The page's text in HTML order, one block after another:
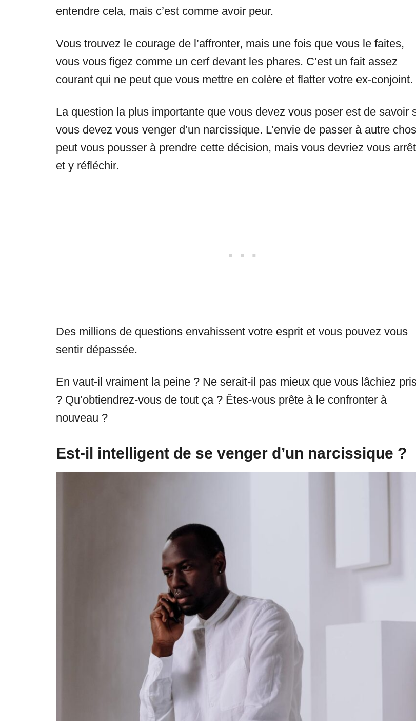
entendre cela, mais c’est comme avoir peur.
Vous trouvez le courage de l’affronter, mais une fois que vous le faites,
vous vous figez comme un cerf devant les phares. C’est un fait assez
courant qui ne peut que vous mettre en colère et flatter votre ex-conjoint.
La question la plus importante que vous devez vous poser est de savoir
vous devez vous venger d’un narcissique. L’envie de passer à autre
peut vous pousser à prendre cette décision, mais vous devriez vous
et y réfléchir.
Des millions de questions envahissent votre esprit et vous pouvez vous
sentir dépassée.
En vaut-il vraiment la peine ? Ne serait-il pas mieux que vous lâchiez
? Qu’obtiendrez-vous de tout ça ? Êtes-vous prête à le confronter à
nouveau ?
Est-il intelligent de se venger d’un narcissique ?